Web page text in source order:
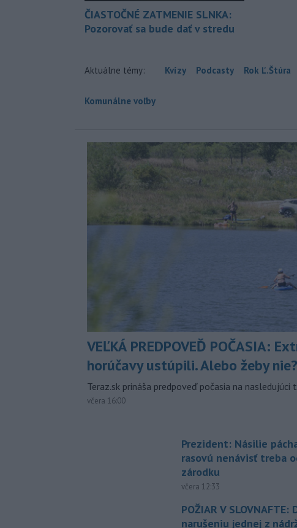
ČIASTOČNÉ ZATMENIE SLNKA:
Pozorovať sa bude dať v stredu
Aktuálne témy: Kvízy Podcasty Rok Ľ.Štúra
Komunálne voľby
VEĽKÁ PREDPOVEĎ POČASIA:
horúčavy ustúpili. Alebo žeby nie?
Teraz.sk prináša predpoveď počasia na nasledujúci
včera 16:00
Prezident: Násilie
rasovú nenávisť treba
zárodku
včera 12:33
POŽIAR V SLOVNAFTE:
narušeniu jednej z